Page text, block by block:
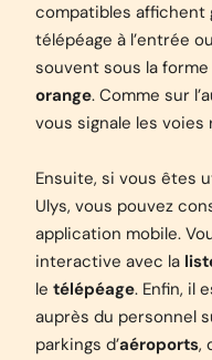
compatibles affichent
télépéage à l’entrée
souvent sous la
orange. Comme sur
vous signale les voies
Ensuite, si vous êtes
Ulys, vous pouvez
application mobile.
interactive avec la
le télépéage. Enfin, il
auprès du personnel
parkings d’aéroports,